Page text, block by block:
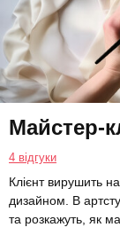
Майстер-
4 відгуки
Клієнт вирушить
дизайном. В
та розкажуть, як